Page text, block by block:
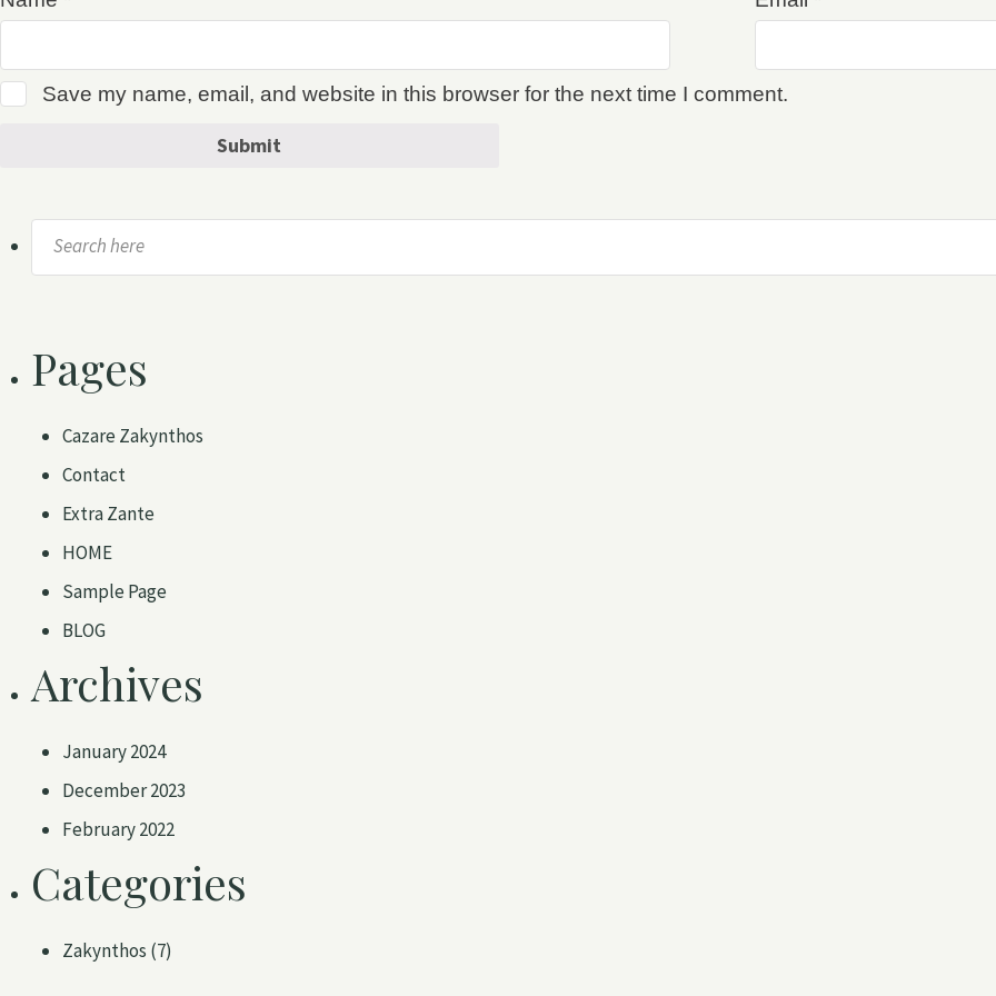
Save my name, email, and website in this browser for the next time I comment.
Search
Pages
Cazare Zakynthos
Contact
Extra Zante
HOME
Sample Page
BLOG
Archives
January 2024
December 2023
February 2022
Categories
Zakynthos (7)